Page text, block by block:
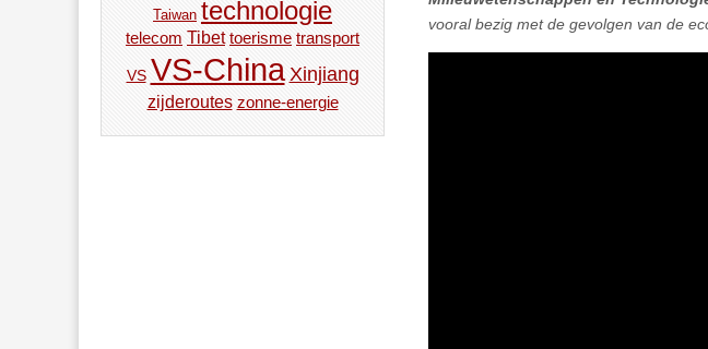
vooral bezig met de gevolgen van de
Taiwan technologie
telecom Tibet toerisme transport
VS VS-China Xinjiang
zijderoutes zonne-energie